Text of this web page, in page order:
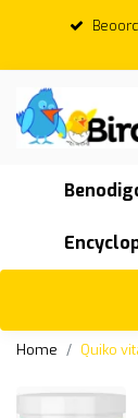
Home Quiko